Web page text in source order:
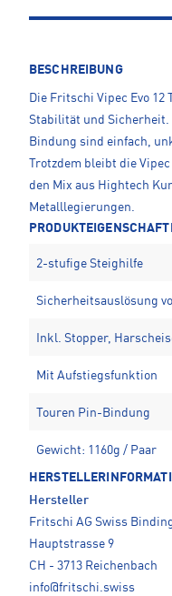
BESCHREIBUNG
Die Fritschi Vipec Evo
Stabilität und Sicherheit.
Bindung sind einfach,
Trotzdem bleibt die
den Mix aus Hightech
Metalllegierungen.
2-stufige Steighilfe
Sicherheitsauslösung
Inkl. Stopper,
Mit Aufstiegsfunktion
Touren Pin-Bindung
Gewicht: 1160g / Paar
Hersteller
Fritschi AG Swiss
Hauptstrasse 9
CH - 3713 Reichenbach
info@fritschi.swiss